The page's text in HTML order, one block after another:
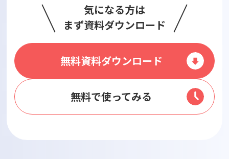
気になる方は
まず資料ダウンロード
無料資料ダウンロード
無料で使ってみる